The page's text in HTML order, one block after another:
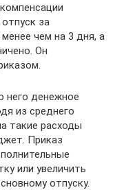
за
чем на 3 дня, а
Он
него денежное
из среднего
такие расходы
Приказ
или увеличить
отпуску.